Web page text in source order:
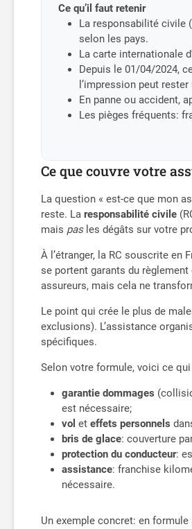
Ce qu’il faut retenir
La responsabilité civile
selon les pays.
La carte internationale
Depuis le 01/04/2024,
l’impression peut rester
En panne ou accident,
Les pièges fréquents:
Ce que couvre votre
La question « est-ce que mon
reste. Laresponsabilité civile
mais pasles dégâts sur votre
À l’étranger, la RC souscrite en
se portent garants du
assureurs, mais cela ne
Le point qui crée le plus de
exclusions). L’assistance
spécifiques.
Selon votre formule, voici ce
garantie dommages
est nécessaire;
vol eteffets personnels
bris de glace: couverture
protection du conducteur:
assistance: franchise
nécessaire.
Un exemple concret: en